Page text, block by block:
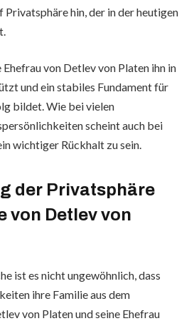
Privatsphäre hin, der in der heutigen
Ehefrau von Detlev von Platen ihn in
und ein stabiles Fundament für
bildet. Wie bei vielen
scheint auch bei
wichtiger Rückhalt zu sein.
der Privatsphäre
von Detlev von
ist es nicht ungewöhnlich, dass
ihre Familie aus dem
von Platen und seine Ehefrau